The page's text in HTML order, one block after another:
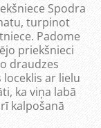
Spodra
turpinot
Padome
priekšnieci
draudzes
loceklis ar lielu
ka viņa labā
kalpošanā